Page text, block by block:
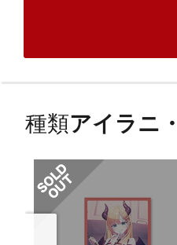
種類アイラニ